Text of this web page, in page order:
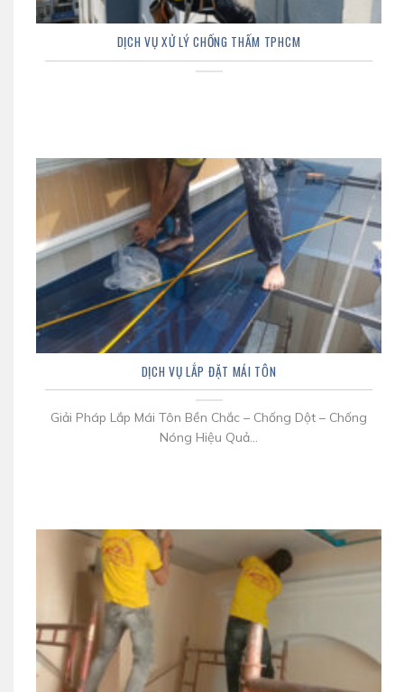
DỊCH VỤ XỬ LÝ CHỐNG THẤM TPHCM
DỊCH VỤ LẮP ĐẶT MÁI TÔN
Giải Pháp Lắp Mái Tôn Bền Chắc – Chống Dột – Chống
Nóng Hiệu Quả...